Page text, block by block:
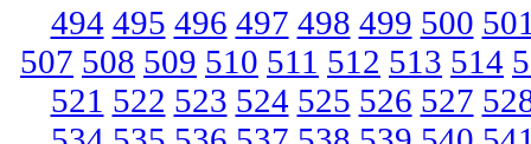
494 495 496 497 498 499 500
507 508 509 510 511 512 513 514
521 522 523 524 525 526 527